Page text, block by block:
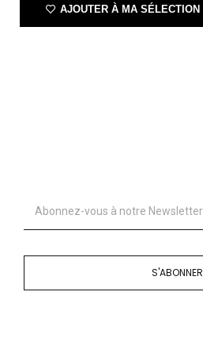
AJOUTER À MA SÉLECTION
S'ABONNER